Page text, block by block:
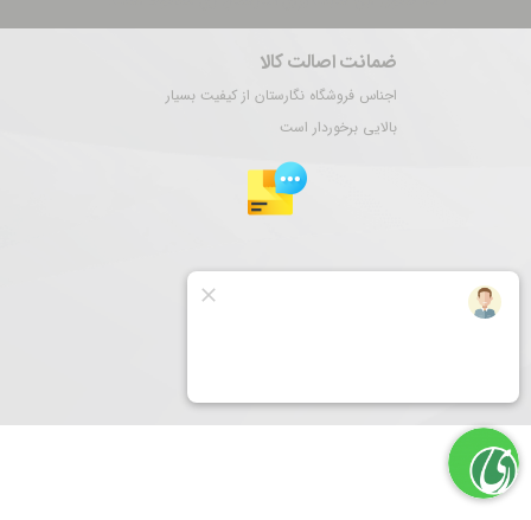
ضمانت اصالت کالا
اجناس فروشگاه نگارستان از کیفیت بسیار
بالایی برخوردار است